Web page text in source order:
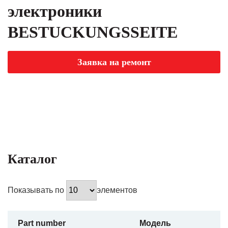
электроники
BESTUCKUNGSSEITE
Заявка на ремонт
Каталог
Показывать по элементов
Part number Модель